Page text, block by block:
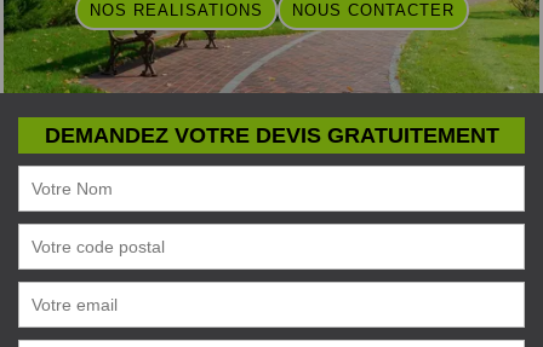
NOS REALISATIONS NOUS CONTACTER
DEMANDEZ VOTRE DEVIS GRATUITEMENT